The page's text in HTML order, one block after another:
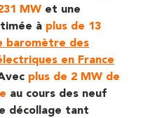
MW et une
à plus de 13
baromètre des
en France
plus de 2 MW de
au cours des neuf
décollage tant